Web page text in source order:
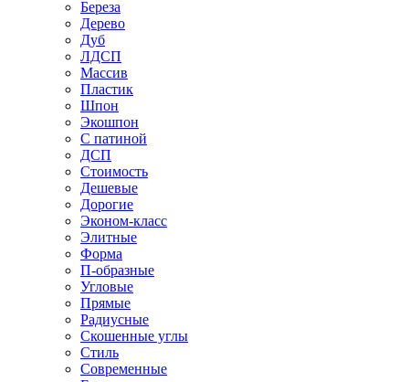
Береза
Дерево
Дуб
ЛДСП
Массив
Пластик
Шпон
Экошпон
С патиной
ДСП
Стоимость
Дешевые
Дорогие
Эконом-класс
Элитные
Форма
П-образные
Угловые
Прямые
Радиусные
Скошенные углы
Стиль
Современные